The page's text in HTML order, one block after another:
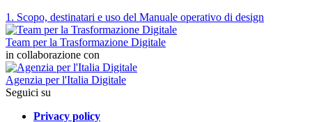
1. Scopo, destinatari e uso del Manuale operativo di design
Team per la Trasformazione Digitale
in collaborazione con
Agenzia per l'Italia Digitale
Seguici su
Privacy policy